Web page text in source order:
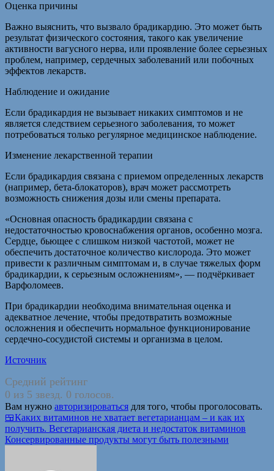
Оценка причины
Важно выяснить, что вызвало брадикардию. Это может быть
результат физического состояния, такого как увеличение
активности вагусного нерва, или проявление более серьезных
проблем, например, сердечных заболеваний или побочных
эффектов лекарств.
Наблюдение и ожидание
Если брадикардия не вызывает никаких симптомов и не
является следствием серьезного заболевания, то может
потребоваться только регулярное медицинское наблюдение.
Изменение лекарственной терапии
Если брадикардия связана с приемом определенных лекарств
(например, бета-блокаторов), врач может рассмотреть
возможность снижения дозы или смены препарата.
«Основная опасность брадикардии связана с
недостаточностью кровоснабжения органов, особенно мозга.
Сердце, бьющее с слишком низкой частотой, может не
обеспечить достаточное количество кислорода. Это может
привести к различным симптомам и, в случае тяжелых форм
брадикардии, к серьезным осложнениям», — подчёркивает
Варфоломеев.
При брадикардии необходима внимательная оценка и
адекватное лечение, чтобы предотвратить возможные
осложнения и обеспечить нормальное функционирование
сердечно-сосудистой системы и организма в целом.
Источник
Средний рейтинг
0 из 5 звезд. 0 голосов.
Вам нужно авторизироваться для того, чтобы проголосовать.
Навигация
по
🍱Каких витаминов не хватает вегетарианцам – и как их
получить. Вегетарианская диета и недостаток витаминов
Консервированные продукты могут быть полезными